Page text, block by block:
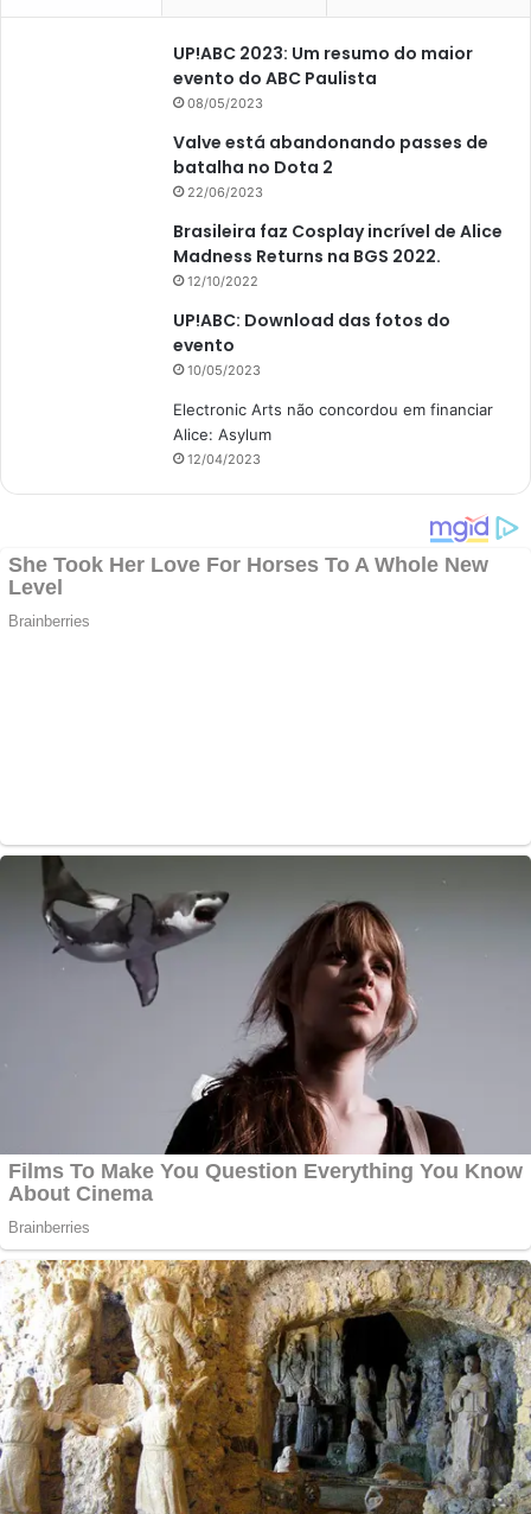
UP!ABC 2023: Um resumo do maior
evento do ABC Paulista
08/05/2023
Valve está abandonando passes de
batalha no Dota 2
22/06/2023
Brasileira faz Cosplay incrível de Alice
Madness Returns na BGS 2022.
12/10/2022
UP!ABC: Download das fotos do
evento
10/05/2023
Electronic Arts não concordou em financiar
Alice: Asylum
12/04/2023